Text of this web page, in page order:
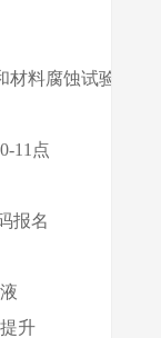
料腐蚀试验方
11点
报名
升